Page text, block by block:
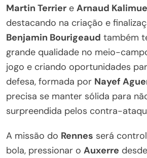
Martin Terrier e Arnaud
destacando na criação e
Benjamin Bourigeaud também
grande qualidade no meio-
jogo e criando oportunidades
defesa, formada por Nayef
precisa se manter sólida para
surpreendida pelos contra-
A missão do Rennes será
bola, pressionar o Auxerre